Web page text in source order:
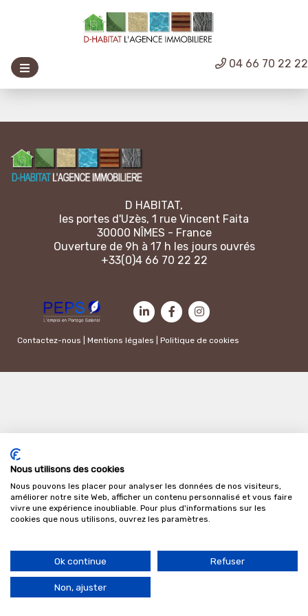
04 66 70 22 22
D HABITAT,
les portes d'Uzès, 1 rue Vincent Faita
30000 NÎMES - France
Ouverture de 9h à 17 h les jours ouvrés
+33(0)4 66 70 22 22
Contactez-nous |Mentions légales |Politique de cookies
Nous utilisons des cookies
Nous pouvons les placer pour analyser les données de nos visiteurs,
améliorer notre site Web, afficher un contenu personnalisé et vous faire
vivre une expérience inoubliable. Pour plus d'informations sur les
cookies que nous utilisons, ouvrez les paramètres.
Ok continue Refuser
Non, ajuster